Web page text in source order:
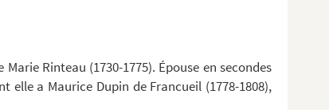
Rinteau (1730-1775). Épouse en secondes
elle a Maurice Dupin de Francueil (1778-1808),